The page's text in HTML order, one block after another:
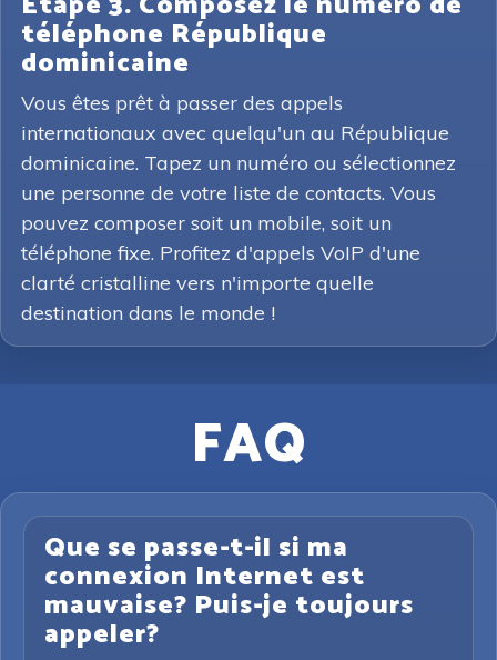
téléphone République
dominicaine
Vous êtes prêt à passer des appels
internationaux avec quelqu'un au République
dominicaine. Tapez un numéro ou sélectionnez
une personne de votre liste de contacts. Vous
pouvez composer soit un mobile, soit un
téléphone fixe. Profitez d'appels VoIP d'une
clarté cristalline vers n'importe quelle
destination dans le monde !
FAQ
Que se passe-t-il si ma
connexion Internet est
mauvaise? Puis-je toujours
appeler?